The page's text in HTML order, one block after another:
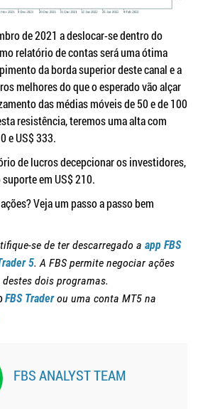
de 2021 a deslocar-se dentro do
relatório de contas será uma ótima
da borda superior deste canal e a
melhores do que o esperado vão alçar
das médias móveis de 50 e de 100
resistência, teremos uma alta com
e US$ 333.
de lucros decepcionar os investidores,
em US$ 210.
Veja um passo a passo bem
se de ter descarregado a app FBS
5. A FBS permite negociar ações
dois programas.
FBS Trader ou uma conta MT5 na
FBS ANALYST TEAM